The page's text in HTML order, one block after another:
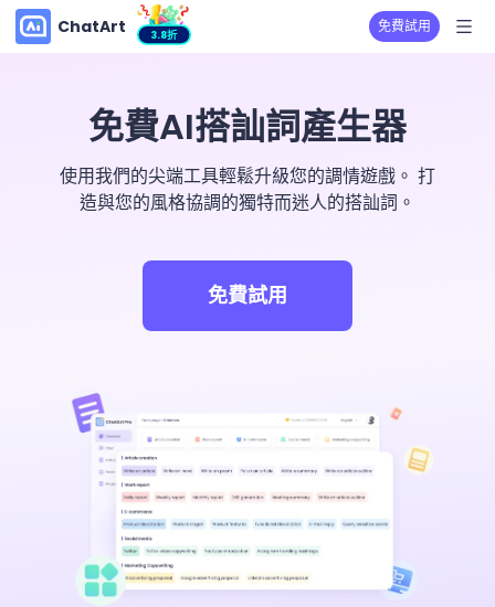
ChatArt 3.8折 免費試用
免費AI搭訕詞產生器
使用我們的尖端工具輕鬆升級您的調情遊戲。 打
造與您的風格協調的獨特而迷人的搭訕詞。
免費試用